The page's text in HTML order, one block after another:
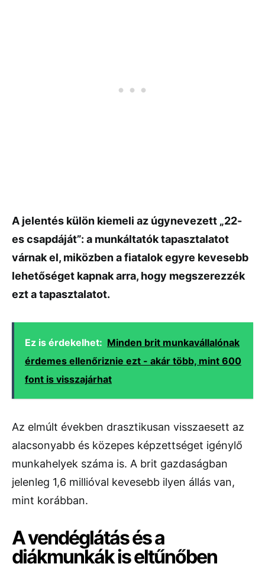
A jelentés külön kiemeli az úgynevezett „22-
es csapdáját”: a munkáltatók tapasztalatot
várnak el, miközben a fiatalok egyre kevesebb
lehetőséget kapnak arra, hogy megszerezzék
ezt a tapasztalatot.
Ez is érdekelhet: Minden brit munkavállalónak
érdemes ellenőriznie ezt - akár több, mint 600
font is visszajárhat
Az elmúlt években drasztikusan visszaesett az
alacsonyabb és közepes képzettséget igénylő
munkahelyek száma is. A brit gazdaságban
jelenleg 1,6 millióval kevesebb ilyen állás van,
mint korábban.
A vendéglátás és a
diákmunkák is eltűnőben